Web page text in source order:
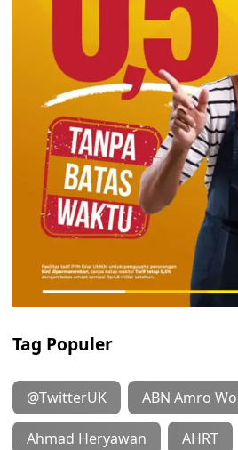
Tag Populer
@TwitterUK ABN Amro
Ahmad Heryawan AHRT